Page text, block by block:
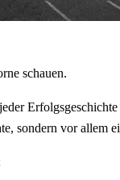
schauen.
sondern vor allem